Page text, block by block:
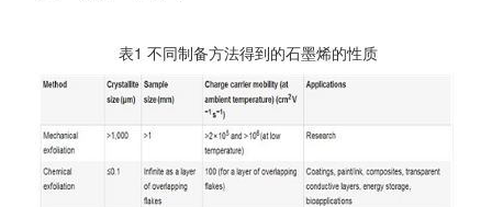
表1 不同制备方法得到的石墨烯的性质